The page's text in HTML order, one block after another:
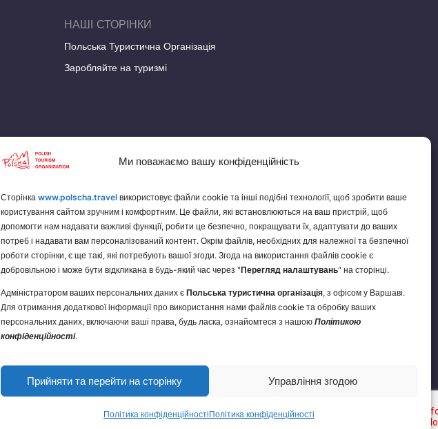
Ми поважаємо вашу конфіденційність
Сторінка www.polscha.travel використовує файли cookie та інші подібні технології, щоб зробити ваше
користування сайтом зручним і комфортним. Це файли, які встановлюються на ваш пристрій, щоб
допомогти нам надавати важливі функції, робити це безпечно, покращувати їх, адаптувати до ваших
потреб і надавати вам персоналізований контент. Окрім файлів, необхідних для належної та безпечної
роботи сторінки, є ще такі, які потребують вашої згоди. Згода на використання файлів cookie є
добровільною і може бути відкликана в будь-який час через "Перегляд налаштувань" на сторінці.
Адміністратором ваших персональних даних є Польська туристична організація, з офісом у Варшаві.
Для отримання додаткової інформації про використання нами файлів cookie та обробку ваших
персональних даних, включаючи ваші права, будь ласка, ознайомтеся з нашою Політикою
конфіденційності.
Прийняти та перейти на сторінку Управління згодою
Політика конфіденційностіПолітика конфіденційності
НАШІ СТОРІНКИ
Польська Туристична Організація
Заробляйте на туризмі
Контакт з нами Декларація доступностіполітика конфіденційності